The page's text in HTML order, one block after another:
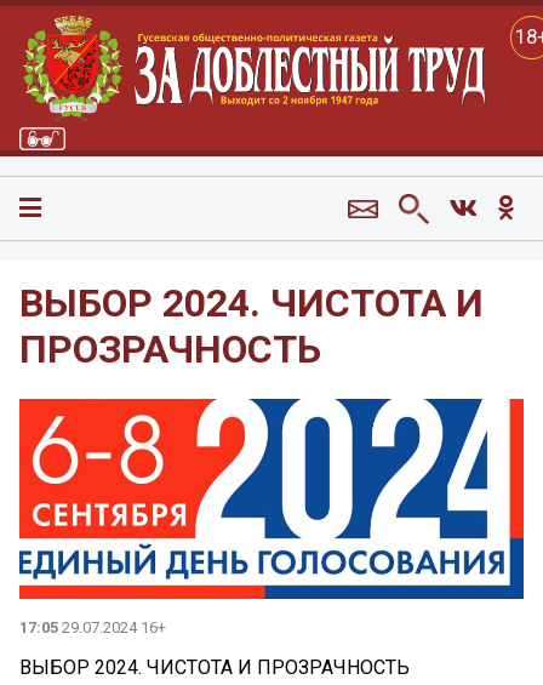
ВЫБОР 2024. ЧИСТОТА И
ПРОЗРАЧНОСТЬ
17:05 29.07.2024 16+
ВЫБОР 2024. ЧИСТОТА И ПРОЗРАЧНОСТЬ